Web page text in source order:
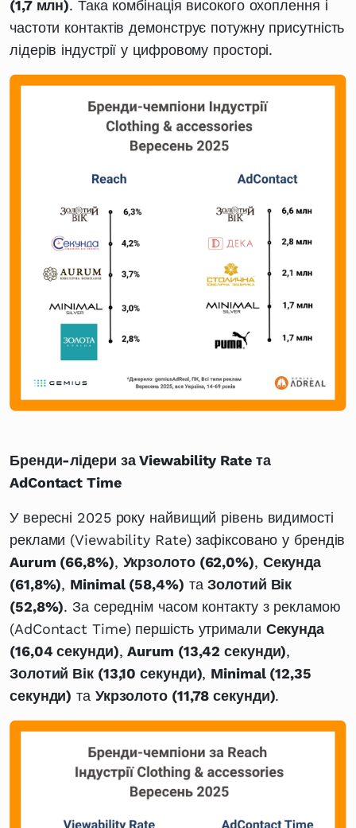
(1,7 млн). Така комбінація високого охоплення і
частоти контактів демонструє потужну присутність
лідерів індустрії у цифровому просторі.
Бренди-лідери за Viewability Rate та
AdContact Time
У вересні 2025 року найвищий рівень видимості
реклами (Viewability Rate) зафіксовано у брендів
Aurum (66,8%), Укрзолото (62,0%), Секунда
(61,8%), Minimal (58,4%) таЗолотий Вік
(52,8%). За середнім часом контакту з рекламою
(AdContact Time) першість утримали Секунда
(16,04 секунди),Aurum (13,42 секунди),
Золотий Вік (13,10 секунди), Minimal (12,35
секунди) та Укрзолото (11,78 секунди).